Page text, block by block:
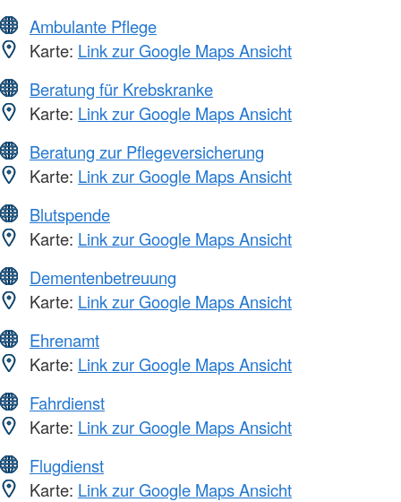
Ambulante Pflege
Karte: Link zur Google Maps Ansicht
Beratung für Krebskranke
Karte: Link zur Google Maps Ansicht
Beratung zur Pflegeversicherung
Karte: Link zur Google Maps Ansicht
Blutspende
Karte: Link zur Google Maps Ansicht
Dementenbetreuung
Karte: Link zur Google Maps Ansicht
Ehrenamt
Karte: Link zur Google Maps Ansicht
Fahrdienst
Karte: Link zur Google Maps Ansicht
Flugdienst
Karte: Link zur Google Maps Ansicht